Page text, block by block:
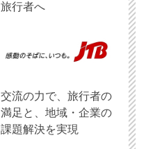
旅行者へ
交流の力で、旅行者の
満足と、地域・企業の
課題解決を実現